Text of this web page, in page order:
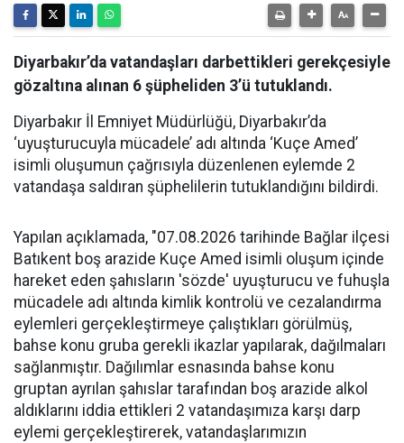
Diyarbakır’da vatandaşları darbettikleri gerekçesiyle
gözaltına alınan 6 şüpheliden 3’ü tutuklandı.
Diyarbakır İl Emniyet Müdürlüğü, Diyarbakır’da
‘uyuşturucuyla mücadele’ adı altında ‘Kuçe Amed’
isimli oluşumun çağrısıyla düzenlenen eylemde 2
vatandaşa saldıran şüphelilerin tutuklandığını bildirdi.
Yapılan açıklamada, "07.08.2026 tarihinde Bağlar ilçesi
Batıkent boş arazide Kuçe Amed isimli oluşum içinde
hareket eden şahısların 'sözde' uyuşturucu ve fuhuşla
mücadele adı altında kimlik kontrolü ve cezalandırma
eylemleri gerçekleştirmeye çalıştıkları görülmüş,
bahse konu gruba gerekli ikazlar yapılarak, dağılmaları
sağlanmıştır. Dağılımlar esnasında bahse konu
gruptan ayrılan şahıslar tarafından boş arazide alkol
aldıklarını iddia ettikleri 2 vatandaşımıza karşı darp
eylemi gerçekleştirerek, vatandaşlarımızın